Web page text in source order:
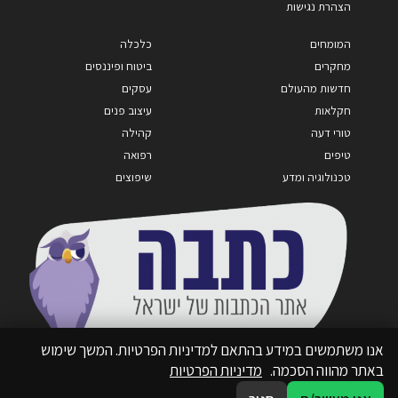
הצהרת נגישות
המומחים
מחקרים
חדשות מהעולם
חקלאות
טורי דעה
טיפים
טכנולוגיה ומדע
כלכלה
ביטוח ופיננסים
עסקים
עיצוב פנים
קהילה
רפואה
שיפוצים
אנו משתמשים במידע בהתאם למדיניות הפרטיות. המשך שימוש
באתר מהווה הסכמה. מדיניות הפרטיות